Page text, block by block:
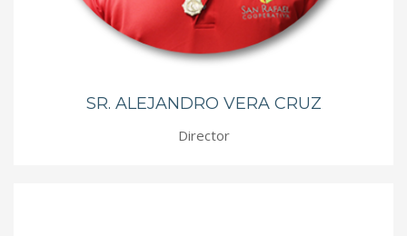
SR. ALEJANDRO VERA CRUZ
Director